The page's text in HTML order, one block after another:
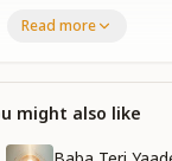
न कोई तन की चिन्ता
साथ हैं जब परमपिता
महिमा का सागर है वो,
Read more
might also like